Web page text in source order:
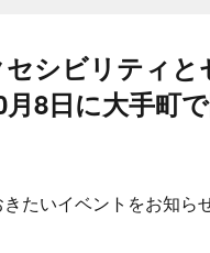
シビリティ
8日に大手町
たいイベントをお知ら